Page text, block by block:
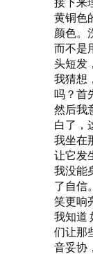
黄铜色
颜色。
而不是
头短发
我猜想
吗？首
然后我
白了，
我坐在
让它发
我没能
了自信
笑更响
我知道
们让那
音妥协，